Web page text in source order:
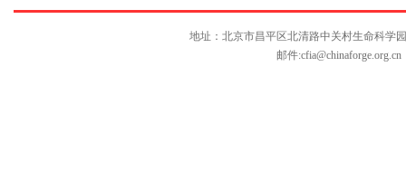
地址：北京市昌平区北清路中关村生命科学
邮件:cfia@chinaforge.org.cn